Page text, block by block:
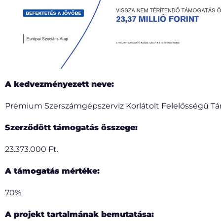
A kedvezményezett neve:
Prémium Szerszámgépszerviz Korlátolt Felelősségű
Szerződött támogatás összege:
23.373.000 Ft.
A támogatás mértéke:
70%
A projekt tartalmának bemutatása: